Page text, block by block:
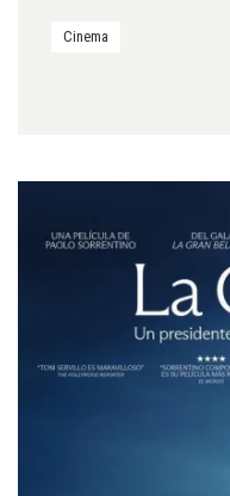
Cinema